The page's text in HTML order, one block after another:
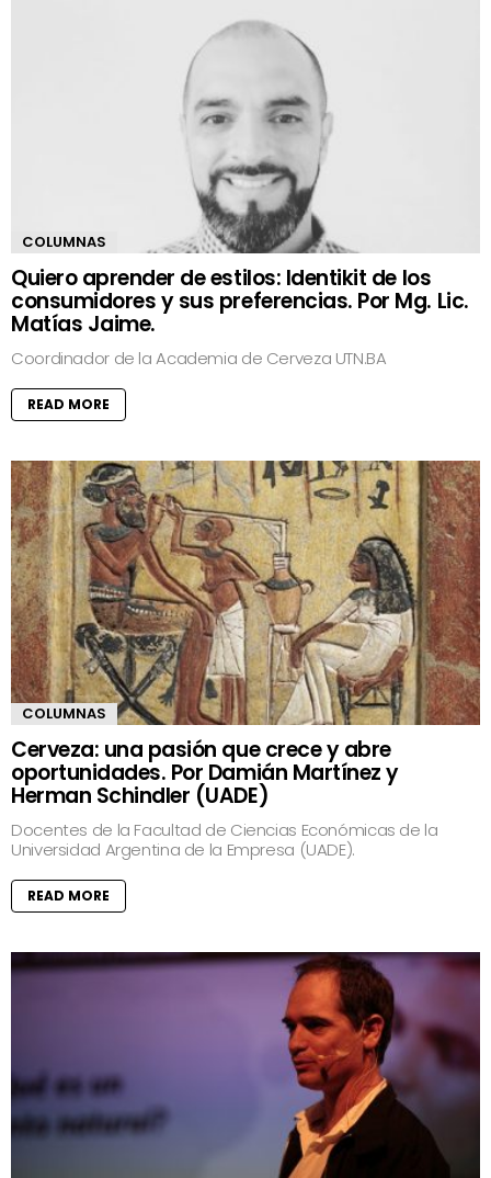
COLUMNAS
Quiero aprender de estilos: Identikit de los
consumidores y sus preferencias. Por Mg. Lic.
Matías Jaime.
Coordinador de la Academia de Cerveza UTN.BA
READ MORE
COLUMNAS
Cerveza: una pasión que crece y abre
oportunidades. Por Damián Martínez y
Herman Schindler (UADE)
Docentes de la Facultad de Ciencias Económicas de la
Universidad Argentina de la Empresa (UADE).
READ MORE